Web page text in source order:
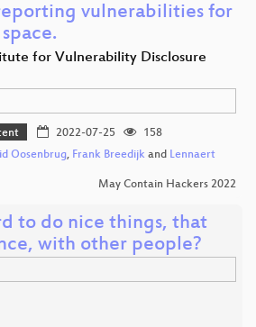
vulnerabilities for
for Vulnerability Disclosure
2022-07-25
158
Oosenbrug, Frank Breedijk and Lennaert
May Contain Hackers 2022
to do nice things, that
with other people?